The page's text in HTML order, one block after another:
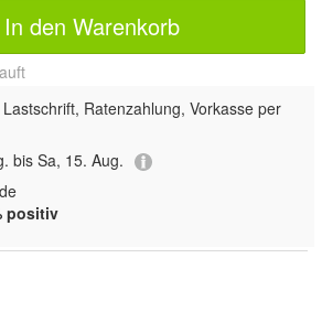
In den Warenkorb
Ratenzahlung, Vorkasse per
bis Sa, 15. Aug.
positiv